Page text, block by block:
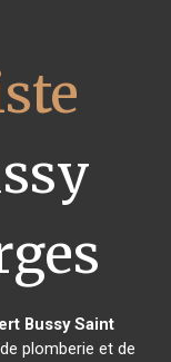
Bussy Saint
plomberie et de